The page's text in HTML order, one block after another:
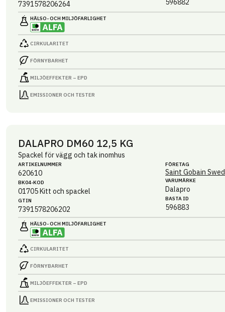
7391578206264 596882
HÄLSO- OCH MILJÖ­FARLIGHET
CIRKULARITET
FÖRNYBARHET
MILJÖEFFEKTER – EPD
EMISSIONER OCH TESTER
DALAPRO DM60 12,5 KG
Spackel för vägg och tak inomhus
ARTIKEL­NUMMER
620610
BK04-KOD
01705Kitt och spackel
GTIN
7391578206202
FÖRETAG
Saint Gobain
VARUMÄRKE
Dalapro
BASTA ID
596883
HÄLSO- OCH MILJÖ­FARLIGHET
CIRKULARITET
FÖRNYBARHET
MILJÖEFFEKTER – EPD
EMISSIONER OCH TESTER